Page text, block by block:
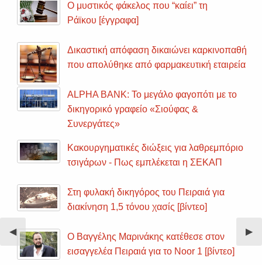
Previous
Slide
◀︎ ▶︎
Ο μυστικός φάκελος που “καίει” τη
Ράϊκου [έγγραφα]
Δικαστική απόφαση δικαιώνει καρκινοπαθή
που απολύθηκε από φαρμακευτική εταιρεία
ALPHA BANK: Το μεγάλο φαγοπότι με το
δικηγορικό γραφείο «Σιούφας &
Συνεργάτες»
Κακουργηματικές διώξεις για λαθρεμπόριο
τσιγάρων - Πως εμπλέκεται η ΣΕΚΑΠ
Στη φυλακή δικηγόρος του Πειραιά για
διακίνηση 1,5 τόνου χασίς [βίντεο]
Ο Βαγγέλης Μαρινάκης κατέθεσε στον
εισαγγελέα Πειραιά για το Noor 1 [βίντεο]